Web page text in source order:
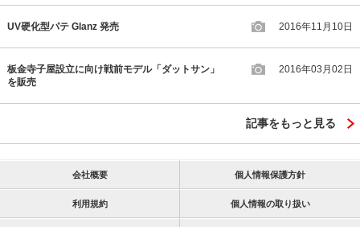
UV硬化型パテ Glanz 発売 2016年11月10日
板金寺子屋設立に向け戦前モデル「ダットサン」
を販売
2016年03月02日
記事をもっと見る
会社概要 個人情報保護方針
利用規約 個人情報の取り扱い